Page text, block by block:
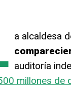
a alcaldesa
auditoría
millones de